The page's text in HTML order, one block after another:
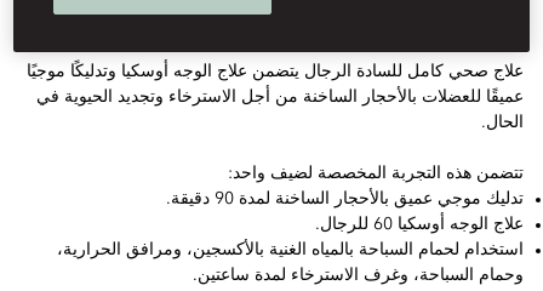
علاج صحي كامل للسادة الرجال يتضمن علاج الوجه أوسكيا وتدليكًا موجيًا
عميقًا للعضلات بالأحجار الساخنة من أجل الاسترخاء وتجديد الحيوية في
الحال.
تتضمن هذه التجربة المخصصة لضيف واحد:
تدليك موجي عميق بالأحجار الساخنة لمدة 90 دقيقة.
علاج الوجه أوسكيا 60 للرجال.
استخدام لحمام السباحة بالمياه الغنية بالأكسجين، ومرافق الحرارية،
وحمام السباحة، وغرف الاسترخاء لمدة ساعتين.